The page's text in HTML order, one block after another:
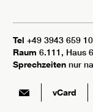
Tel +49 3943 659
Raum 6.111, Haus
Sprechzeiten nur
vCard